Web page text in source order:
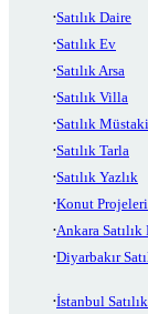
Satılık Daire
Satılık Ev
Satılık Arsa
Satılık Villa
Satılık
Satılık Tarla
Satılık Yazlık
Konut Projeleri
Ankara Satılık
Diyarbakır
İstanbul